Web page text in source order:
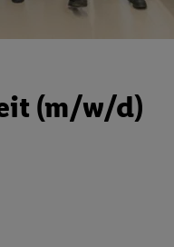
(m/w/d)